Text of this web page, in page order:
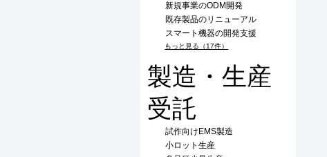
新規事業のODM開発
既存製品のリニューアル
スマート機器の開発支援
もっと見る（17件）
製造・生産
受託
試作向けEMS製造
小ロット生産